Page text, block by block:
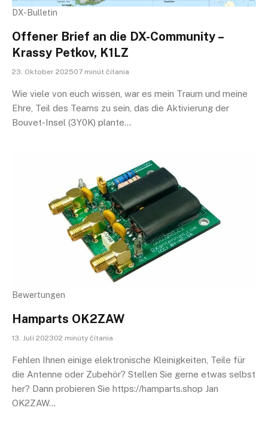
DX-Bulletin
Offener Brief an die DX-Community –
Krassy Petkov, K1LZ
23. Oktober 202507 minút čítania
Wie viele von euch wissen, war es mein Traum und meine
Ehre, Teil des Teams zu sein, das die Aktivierung der
Bouvet-Insel (3Y0K) plante…
Bewertungen
Hamparts OK2ZAW
13. Juli 202302 minúty čítania
Fehlen Ihnen einige elektronische Kleinigkeiten, Teile für
die Antenne oder Zubehör? Stellen Sie gerne etwas selbst
her? Dann probieren Sie https://hamparts.shop Jan
OK2ZAW…